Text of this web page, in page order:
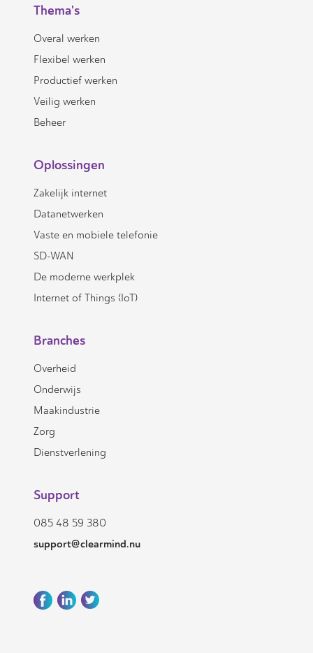
Thema's
Overal werken
Flexibel werken
Productief werken
Veilig werken
Beheer
Oplossingen
Zakelijk internet
Datanetwerken
Vaste en mobiele telefonie
SD-WAN
De moderne werkplek
Internet of Things (IoT)
Branches
Overheid
Onderwijs
Maakindustrie
Zorg
Dienstverlening
Support
085 48 59 380
support@clearmind.nu